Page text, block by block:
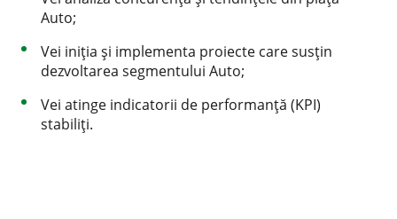
Auto;
Vei iniția și implementa proiecte care susțin
dezvoltarea segmentului Auto;
Vei atinge indicatorii de performanță (KPI)
stabiliți.